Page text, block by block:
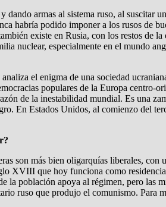
armas al sistema ruso, al
habría podido imponer a los rusos de
existe en Rusia, con los restos de
nuclear, especialmente en el mundo
el enigma de una sociedad
populares de la Europa
de la inestabilidad mundial. Es una
En Estados Unidos, al comienzo del
son más bien oligarquías liberales,
XVIII que hoy funciona como
población apoya al régimen, pero las
ruso que produjo el comunismo.